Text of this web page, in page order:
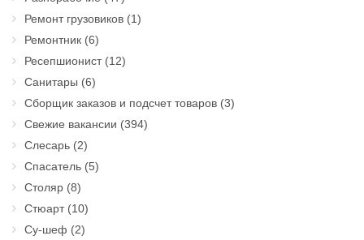
Ремонт грузовиков (1)
Ремонтник (6)
Ресепшионист(12)
Санитары (6)
Сборщик заказов и подсчет товаров (3)
Свежие вакансии (394)
Слесарь (2)
Спасатель (5)
Столяр (8)
Стюарт(10)
Су-шеф (2)